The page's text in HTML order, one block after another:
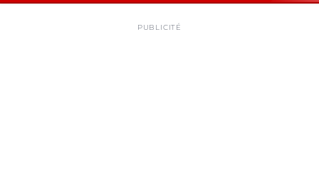
PUBLICITÉ